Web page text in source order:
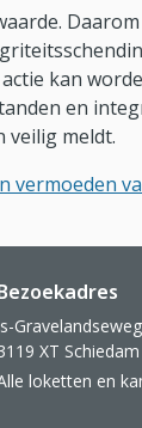
kan
en
veilig meldt.
vermoeden
XT Schiedam
loketten en